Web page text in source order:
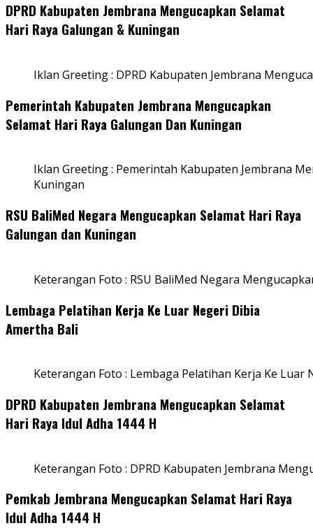
DPRD Kabupaten Jembrana Mengucapkan Selamat
Hari Raya Galungan & Kuningan
Iklan Greeting : DPRD Kabupaten Jembrana
Pemerintah Kabupaten Jembrana Mengucapkan
Selamat Hari Raya Galungan Dan Kuningan
Iklan Greeting : Pemerintah Kabupaten Jembrana
Kuningan
RSU BaliMed Negara Mengucapkan Selamat Hari Raya
Galungan dan Kuningan
Keterangan Foto : RSU BaliMed Negara
Lembaga Pelatihan Kerja Ke Luar Negeri Dibia
Amertha Bali
Keterangan Foto : Lembaga Pelatihan Kerja Ke Luar
DPRD Kabupaten Jembrana Mengucapkan Selamat
Hari Raya Idul Adha 1444 H
Keterangan Foto : DPRD Kabupaten Jembrana
Pemkab Jembrana Mengucapkan Selamat Hari Raya
Idul Adha 1444 H